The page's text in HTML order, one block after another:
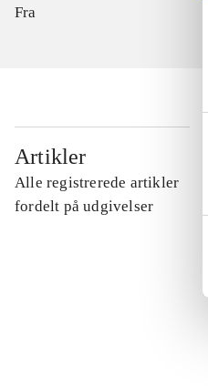
Fra
Artikler
Alle registrerede artikler
fordelt på udgivelser